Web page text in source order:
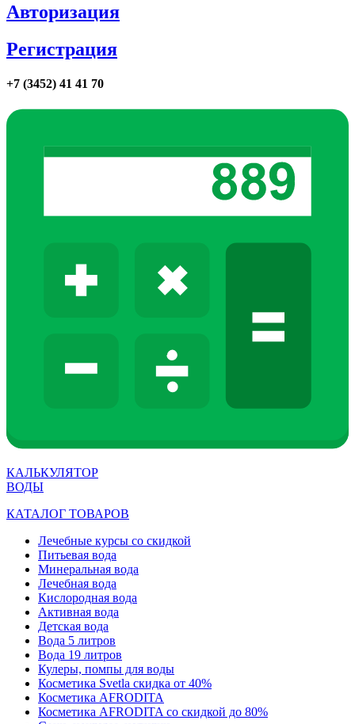
Авторизация
Регистрация
+7 (3452) 41 41 70
КАЛЬКУЛЯТОР
ВОДЫ
КАТАЛОГ ТОВАРОВ
Лечебные курсы со скидкой
Питьевая вода
Минеральная вода
Лечебная вода
Кислородная вода
Активная вода
Детская вода
Вода 5 литров
Вода 19 литров
Кулеры, помпы для воды
Косметика Svetla скидка от 40%
Косметика AFRODITA
Косметика AFRODITA со скидкой до 80%